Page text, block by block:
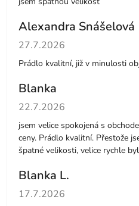
Alexandra Snášelová
Hodnocení obchodu je 5 z 5
27.7.2026
Prádlo kvalitní, již v minulosti
Blanka
Hodnocení obchodu je 5 z 5
22.7.2026
jsem velice spokojená s
ceny. Prádlo kvalitní. Přestože
špatné velikosti, velice rychle
Blanka L.
Hodnocení obchodu je 5 z 5
17.7.2026